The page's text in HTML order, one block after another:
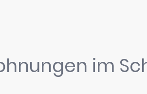
im